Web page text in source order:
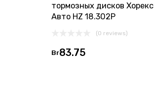
тормозных дисков Хорекс
Авто HZ 18.302P
(0 reviews)
Br83.75